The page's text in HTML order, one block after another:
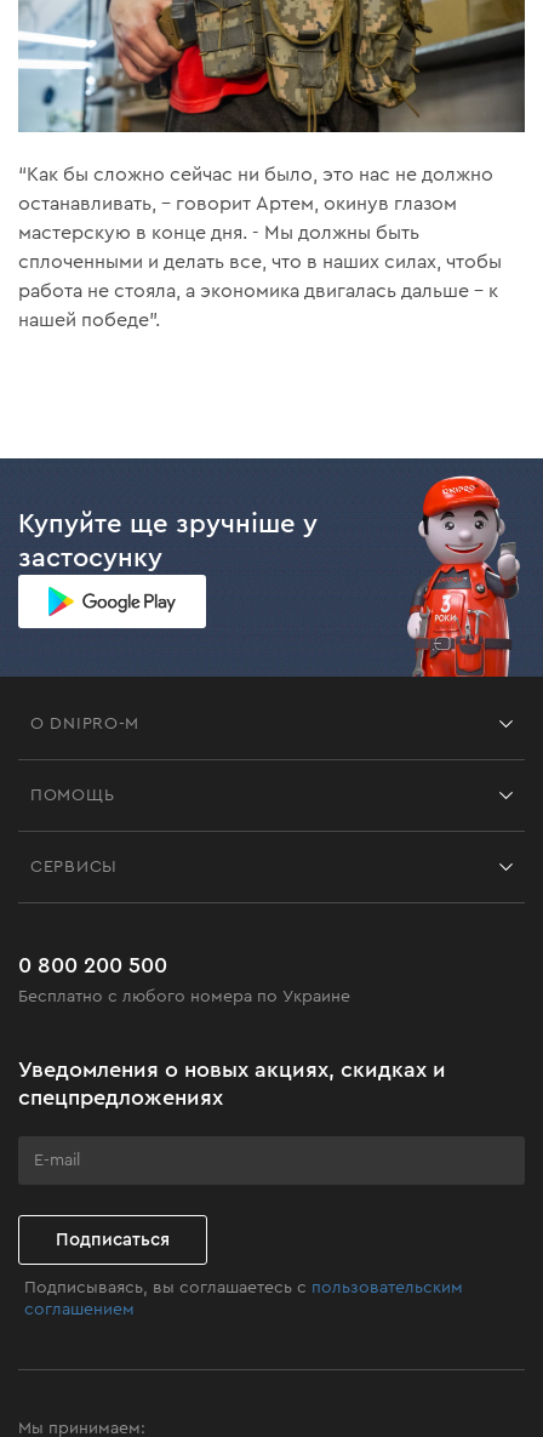
“Как бы сложно сейчас ни было, это нас не должно
останавливать, – говорит Артем, окинув глазом
мастерскую в конце дня. - Мы должны быть
сплоченными и делать все, что в наших силах, чтобы
работа не стояла, а экономика двигалась дальше – к
нашей победе”.
Купуйте ще зручніше у
застосунку
О DNIPRO-M
Черная пятница
Клуб мастерства
ПОМОЩЬ
Часто задаваемые вопросы
СЕРВИСЫ
0 800 200 500
Бесплатно с любого номера по Украине
Уведомления о новых акциях, скидках и
спецпредложениях
Подписаться
Подписываясь, вы соглашаетесь с пользовательским
соглашением
Мы принимаем: